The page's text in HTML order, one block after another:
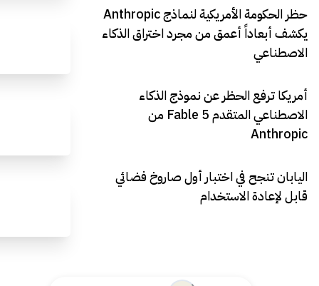
حظر الحكومة الأمريكية لنماذج Anthropic
يكشف أبعاداً أعمق من مجرد اختراق الذكاء
الاصطناعي
أمريكا ترفع الحظر عن نموذج الذكاء
الاصطناعي المتقدم Fable 5 من
Anthropic
اليابان تنجح في اختبار أول صاروخ فضائي
قابل لإعادة الاستخدام